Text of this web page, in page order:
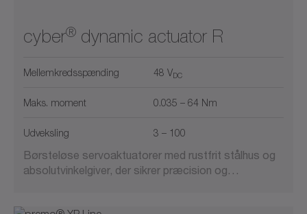
cyber® dynamic actuator R
Mellemkredsspænding 48 VDC
Maks. moment 0.035 – 64 Nm
Udveksling 3 – 100
Børsteløse servoaktuatorer med rustfrit stålhus og
absolutvinkelgiver, der sikrer præcision og…